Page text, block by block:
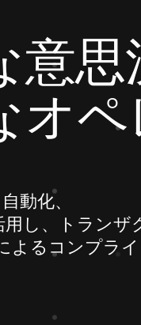
意思
オ
動化、
し、トランザ
よるコンプラ